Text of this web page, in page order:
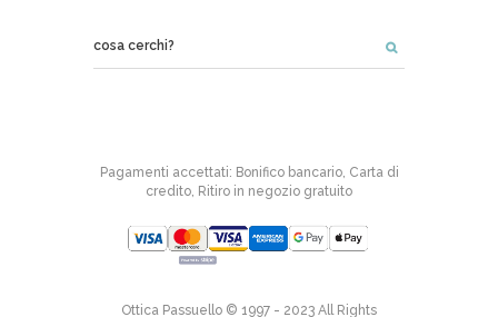
Pagamenti accettati: Bonifico bancario, Carta di
credito, Ritiro in negozio gratuito
Ottica Passuello © 1997 - 2023 All Rights